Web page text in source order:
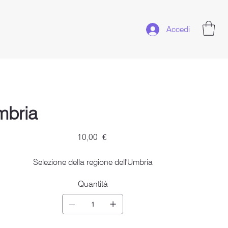
Accedi
Prezzo
10,00 €
Selezione della regione dell'Umbria
Quantità